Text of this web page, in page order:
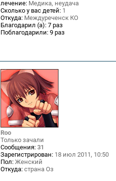
лечение: Медика, неудача
Сколько у вас детей: 1
Откуда: Междуреченск КО
Благодарил (а): 7 раз
Поблагодарили: 9 раз
Roo
Только зачали
Сообщения: 31
Зарегистрирован: 18 июл 2011, 10:50
Пол: Женский
Откуда: страна Оз